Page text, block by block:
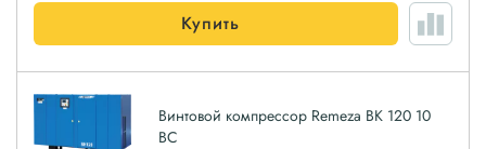
Купить
Винтовой компрессор Remeza ВК 120 10
ВС